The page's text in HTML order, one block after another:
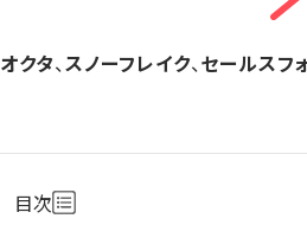
オクタ、スノーフレイク、セールスフ
目次